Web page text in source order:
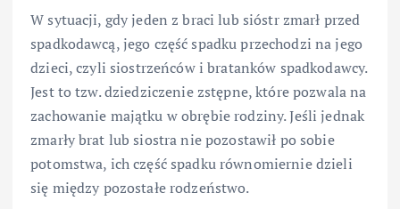
W sytuacji, gdy jeden z braci lub sióstr zmarł przed
spadkodawcą, jego część spadku przechodzi na jego
dzieci, czyli siostrzeńców i bratanków spadkodawcy.
Jest to tzw. dziedziczenie zstępne, które pozwala na
zachowanie majątku w obrębie rodziny. Jeśli jednak
zmarły brat lub siostra nie pozostawił po sobie
potomstwa, ich część spadku równomiernie dzieli
się między pozostałe rodzeństwo.